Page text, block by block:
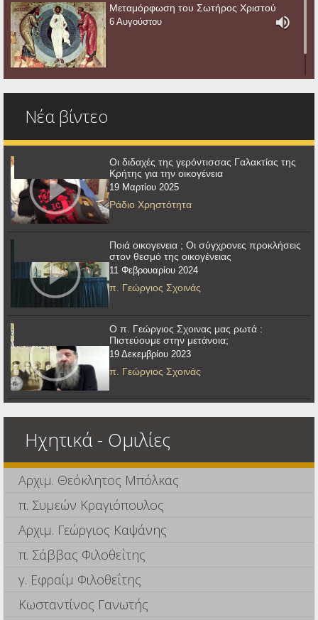
Μεταμόρφωση του Σωτήρος Χριστού
6 Αυγούστου
Νέα βίντεο
Οι διδαχές της γερόντισσας Γαλακτίας της
Κρήτης για την οικογένεια
19 Μαρτίου 2025
Ράδιο Χρηστότητα
Ποιά οικογενεια ; Οι σύγχρονες προκλήσεις
στον θεσμό της οικογένειας
11 Φεβρουαρίου 2024
π. Γεώργιος Σχοινάς
Ο π. Γεώργιος Σχοινας μας ρωτά :
Πιστεύουμε στην μετάνοια;
19 Δεκεμβρίου 2023
π. Γεώργιος Σχοινάς
Ηχητικά - Ομιλίες
Αρχιμ. Θεόκλητος Μπόλκας
π. Συμεών Κραγιόπουλος
Αρχιμ. Γεώργιος Καψάνης
π. Σάββας Φιλοθεΐτης
γ. Εφραίμ Φιλοθεΐτης
Κωσταντίνος Γανωτής